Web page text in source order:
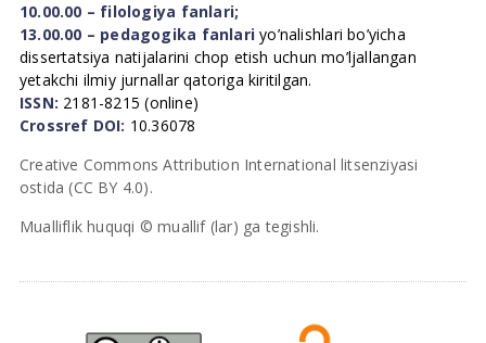
10.00.00 – filologiya fanlari;
13.00.00 – pedagogika fanlari yo’nalishlari bo’yicha
dissertatsiya natijalarini chop etish uchun mo’ljallangan
yetakchi ilmiy jurnallar qatoriga kiritilgan.
ISSN: 2181-8215 (online)
Crossref DOI: 10.36078
Creative Commons Attribution International litsenziyasi
ostida (CC BY 4.0).
Mualliflik huquqi © muallif (lar) ga tegishli.